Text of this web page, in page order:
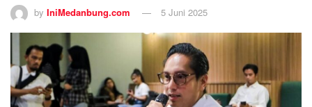
by IniMedanbung.com 5 Juni 2025